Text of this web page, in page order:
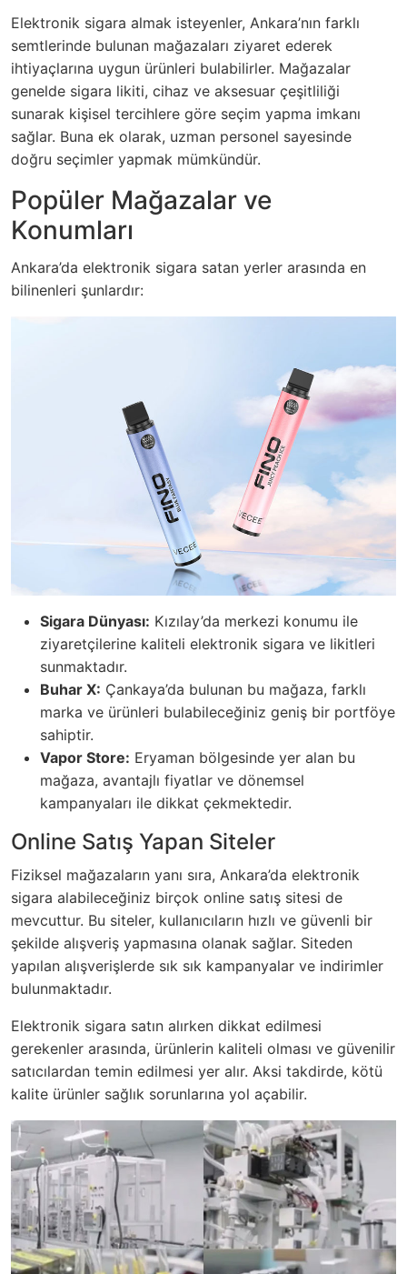
Elektronik sigara almak isteyenler, Ankara’nın farklı
semtlerinde bulunan mağazaları ziyaret ederek
ihtiyaçlarına uygun ürünleri bulabilirler. Mağazalar
genelde sigara likiti, cihaz ve aksesuar çeşitliliği
sunarak kişisel tercihlere göre seçim yapma imkanı
sağlar. Buna ek olarak, uzman personel sayesinde
doğru seçimler yapmak mümkündür.
Popüler Mağazalar ve
Konumları
Ankara’da elektronik sigara satan yerler arasında en
bilinenleri şunlardır:
Sigara Dünyası: Kızılay’da merkezi konumu ile
ziyaretçilerine kaliteli elektronik sigara ve likitleri
sunmaktadır.
Buhar X: Çankaya’da bulunan bu mağaza, farklı
marka ve ürünleri bulabileceğiniz geniş bir portföye
sahiptir.
Vapor Store: Eryaman bölgesinde yer alan bu
mağaza, avantajlı fiyatlar ve dönemsel
kampanyaları ile dikkat çekmektedir.
Online Satış Yapan Siteler
Fiziksel mağazaların yanı sıra, Ankara’da elektronik
sigara alabileceğiniz birçok online satış sitesi de
mevcuttur. Bu siteler, kullanıcıların hızlı ve güvenli bir
şekilde alışveriş yapmasına olanak sağlar. Siteden
yapılan alışverişlerde sık sık kampanyalar ve indirimler
bulunmaktadır.
Elektronik sigara satın alırken dikkat edilmesi
gerekenler arasında, ürünlerin kaliteli olması ve güvenilir
satıcılardan temin edilmesi yer alır. Aksi takdirde, kötü
kalite ürünler sağlık sorunlarına yol açabilir.